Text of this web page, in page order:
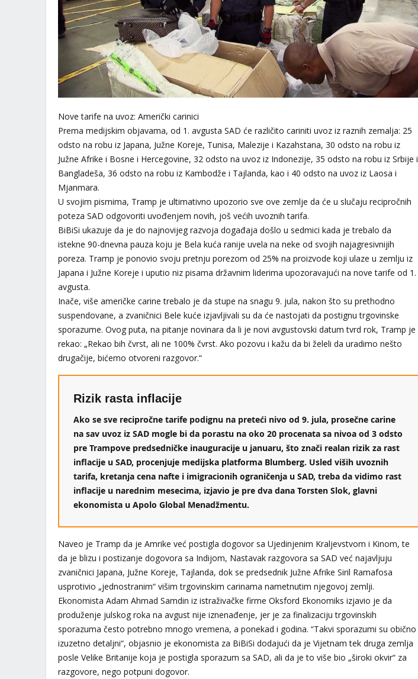
Nove tarife na uvoz: Američki carinici
Prema medijskim objavama, od 1. avgusta SAD će različito cariniti uvoz iz raznih zemalja: 25
odsto na robu iz Japana, Južne Koreje, Tunisa, Malezije i Kazahstana, 30 odsto na robu iz
Južne Afrike i Bosne i Hercegovine, 32 odsto na uvoz iz Indonezije, 35 odsto na robu iz Srbije i
Bangladeša, 36 odsto na robu iz Kambodže i Tajlanda, kao i 40 odsto na uvoz iz Laosa i
Mjanmara.
U svojim pismima, Tramp je ultimativno upozorio sve ove zemlje da će u slučaju recipročnih
poteza SAD odgovoriti uvođenjem novih, još većih uvoznih tarifa.
BiBiSi ukazuje da je do najnovijeg razvoja događaja došlo u sedmici kada je trebalo da
istekne 90-dnevna pauza koju je Bela kuća ranije uvela na neke od svojih najagresivnijih
poreza. Tramp je ponovio svoju pretnju porezom od 25% na proizvode koji ulaze u zemlju iz
Japana i Južne Koreje i uputio niz pisama državnim liderima upozoravajući na nove tarife od 1.
avgusta.
Inače, više američke carine trebalo je da stupe na snagu 9. jula, nakon što su prethodno
suspendovane, a zvaničnici Bele kuće izjavljivali su da će nastojati da postignu trgovinske
sporazume. Ovog puta, na pitanje novinara da li je novi avgustovski datum tvrd rok, Tramp je
rekao: „Rekao bih čvrst, ali ne 100% čvrst. Ako pozovu i kažu da bi želeli da uradimo nešto
drugačije, bićemo otvoreni razgovor.“
Rizik rasta inflacije
Ako se sve recipročne tarife podignu na preteći nivo od 9. jula, prosečne carine
na sav uvoz iz SAD mogle bi da porastu na oko 20 procenata sa nivoa od 3 odsto
pre Trampove predsedničke inauguracije u januaru, što znači realan rizik za rast
inflacije u SAD, procenjuje medijska platforma Blumberg. Usled viših uvoznih
tarifa, kretanja cena nafte i imigracionih ograničenja u SAD, treba da vidimo rast
inflacije u narednim mesecima, izjavio je pre dva dana Torsten Slok, glavni
ekonomista u Apolo Global Menadžmentu.
Naveo je Tramp da je Amrike već postigla dogovor sa Ujedinjenim Kraljevstvom i Kinom, te
da je blizu i postizanje dogovora sa Indijom, Nastavak razgovora sa SAD već najavljuju
zvaničnici Japana, Južne Koreje, Tajlanda, dok se predsednik Južne Afrike Siril Ramafosa
usprotivio „jednostranim“ višim trgovinskim carinama nametnutim njegovoj zemlji.
Ekonomista Adam Ahmad Samdin iz istraživačke firme Oksford Ekonomiks izjavio je da
produženje julskog roka na avgust nije iznenađenje, jer je za finalizaciju trgovinskih
sporazuma često potrebno mnogo vremena, a ponekad i godina. “Takvi sporazumi su obično
izuzetno detaljni“, objasnio je ekonomista za BiBiSi dodajući da je Vijetnam tek druga zemlja
posle Velike Britanije koja je postigla sporazum sa SAD, ali da je to više bio „široki okvir“ za
razgovore, nego potpuni dogovor.